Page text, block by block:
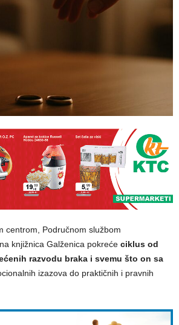
centrom, Područnom službom
knjižnica Galženica pokreće ciklus od
razvodu braka i svemu što on sa
izazova do praktičnih i pravnih